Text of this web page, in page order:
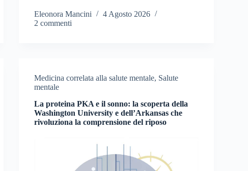
Eleonora Mancini
4 Agosto 2026
2 commenti
Medicina correlata alla salute mentale, Salute
mentale
La proteina PKA e il sonno: la scoperta della
Washington University e dell’Arkansas che
rivoluziona la comprensione del riposo